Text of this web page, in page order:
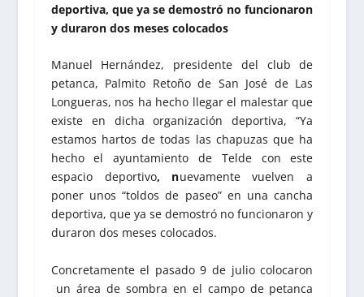
deportiva, que ya se demostró no funcionaron
y duraron dos meses colocados
Manuel Hernández, presidente del club de
petanca, Palmito Retoño de San José de Las
Longueras, nos ha hecho llegar el malestar que
existe en dicha organización deportiva, “Ya
estamos hartos de todas las chapuzas que ha
hecho el ayuntamiento de Telde con este
espacio deportivo, nuevamente vuelven a
poner unos “toldos de paseo” en una cancha
deportiva, que ya se demostró no funcionaron y
duraron dos meses colocados.
Concretamente el pasado 9 de julio colocaron
un área de sombra en el campo de petanca